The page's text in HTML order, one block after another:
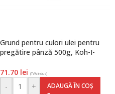
Grund pentru culori ulei pentru
pregătire pânză 500g, Koh-I-
71.70 lei (TVA inclus)
- + ADAUGĂ ÎN COȘ